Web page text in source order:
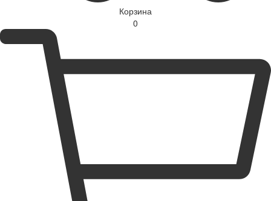
Корзина
0